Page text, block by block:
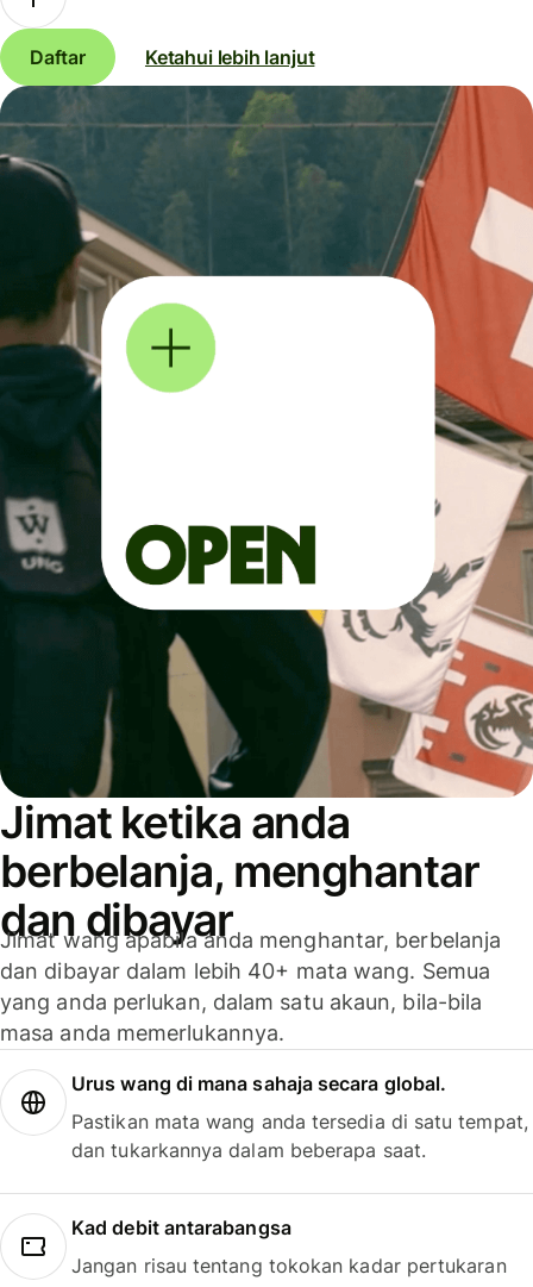
Daftar Ketahui lebih lanjut
Jimat ketika anda
berbelanja, menghantar
dan dibayar
Jimat wang apabila anda menghantar, berbelanja
dan dibayar dalam lebih 40+ mata wang. Semua
yang anda perlukan, dalam satu akaun, bila-bila
masa anda memerlukannya.
Urus wang di mana sahaja secara global.
Pastikan mata wang anda tersedia di satu tempat,
dan tukarkannya dalam beberapa saat.
Kad debit antarabangsa
Jangan risau tentang tokokan kadar pertukaran